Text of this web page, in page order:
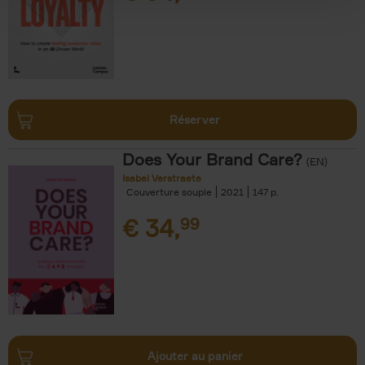
Réserver
Does Your Brand Care? (EN)
Isabel Verstraete
Couverture souple
2021 147
€ 34,99
Ajouter au panier